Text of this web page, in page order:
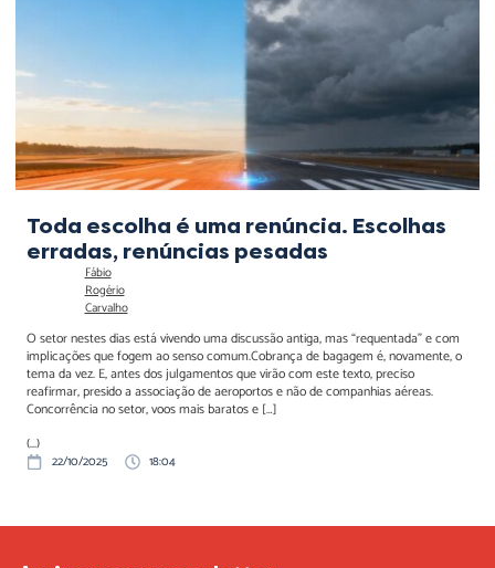
renúncias pesadas
Toda escolha é uma renúncia. Escolhas
erradas, renúncias pesadas
Fábio
Rogério
Carvalho
O setor nestes dias está vivendo uma discussão antiga, mas “requentada” e com
implicações que fogem ao senso comum.Cobrança de bagagem é, novamente, o
tema da vez. E, antes dos julgamentos que virão com este texto, preciso
reafirmar, presido a associação de aeroportos e não de companhias aéreas.
Concorrência no setor, voos mais baratos e […]
(...)
22/10/2025 18:04